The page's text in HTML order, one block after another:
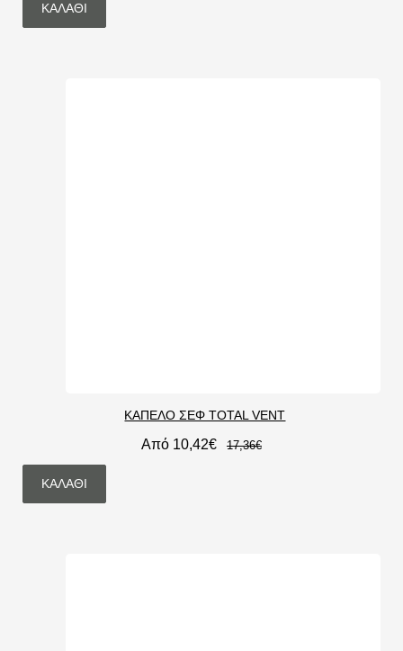
ΚΑΛΆΘΙ
ΚΑΠΕΛΟ ΣΕΦ TOTAL VENT
Από 10,42€ 17,36€
ΚΑΛΆΘΙ